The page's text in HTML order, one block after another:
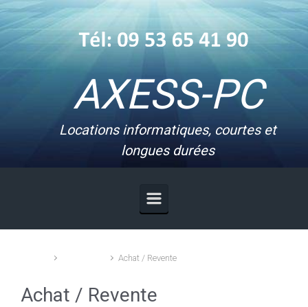
Skip to main content
AXESS-PC
Locations informatiques, courtes et
longues durées
Achat / Revente
Achat / Revente